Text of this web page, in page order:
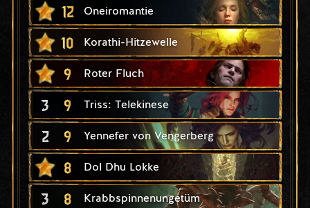
12 Oneiromantie
10 Korathi-Hitzewelle
9 Roter Fluch
3 9 Triss: Telekinese
2 9 Yennefer von Vengerberg
8 Dol Dhu Lokke
3 8 Krabbspinnenungetüm